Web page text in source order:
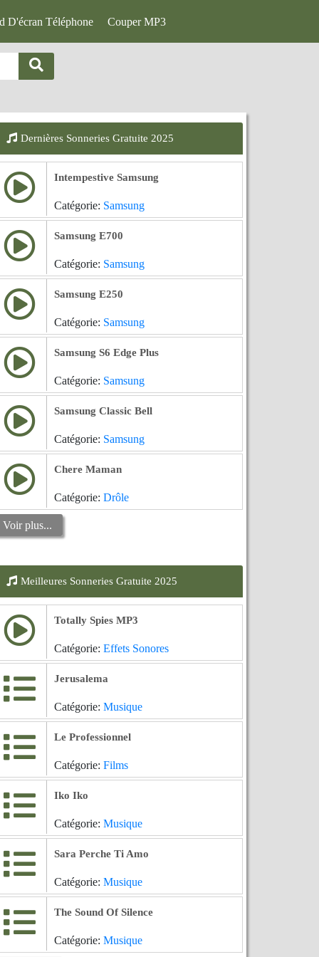
D'écran Téléphone Couper MP3
Dernières Sonneries Gratuite 2025
Intempestive Samsung
Catégorie: Samsung
Samsung E700
Catégorie: Samsung
Samsung E250
Catégorie: Samsung
Samsung S6 Edge Plus
Catégorie: Samsung
Samsung Classic Bell
Catégorie: Samsung
Chere Maman
Catégorie: Drôle
Voir plus...
Meilleures Sonneries Gratuite 2025
Totally Spies MP3
Catégorie: Effets Sonores
Jerusalema
Catégorie: Musique
Le Professionnel
Catégorie: Films
Iko Iko
Catégorie: Musique
Sara Perche Ti Amo
Catégorie: Musique
The Sound Of Silence
Catégorie: Musique